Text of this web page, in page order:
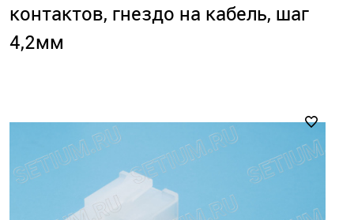
контактов, гнездо на кабель, шаг
4,2мм